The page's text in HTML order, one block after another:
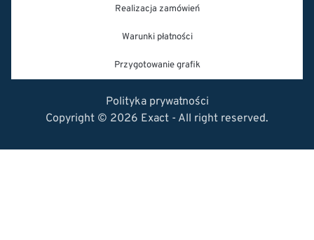
Realizacja zamówień
Warunki płatności
Przygotowanie grafik
Polityka prywatności
Copyright © 2026 Exact - All right reserved.